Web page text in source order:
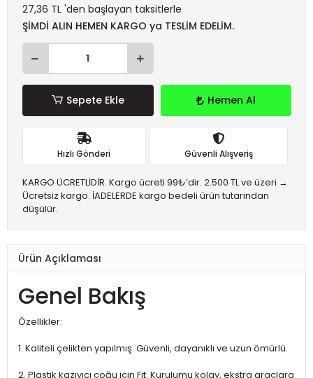
27,36 TL 'den başlayan taksitlerle
ŞİMDİ ALIN HEMEN KARGO ya TESLİM EDELİM.
Sepete Ekle Hemen Al
Hızlı Gönderi Güvenli Alışveriş
KARGO ÜCRETLİDİR. Kargo ücreti 99₺’dir. 2.500 TL ve üzeri →
Ücretsiz kargo. İADELERDE kargo bedeli ürün tutarından
düşülür.
Ürün Açıklaması
Genel Bakış
Özellikler:
1. Kaliteli çelikten yapılmış. Güvenli, dayanıklı ve uzun ömürlü.
2. Plastik kazıyıcı çoğu için Fit. Kurulumu kolay, ekstra araçlara